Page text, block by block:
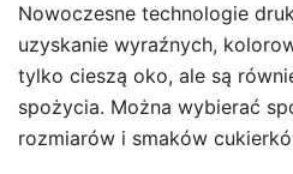
Nowoczesne technologie
uzyskanie wyraźnych,
tylko cieszą oko, ale są
spożycia. Można wybierać
rozmiarów i smaków